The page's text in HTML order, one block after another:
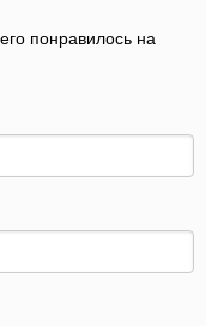
понравилось на